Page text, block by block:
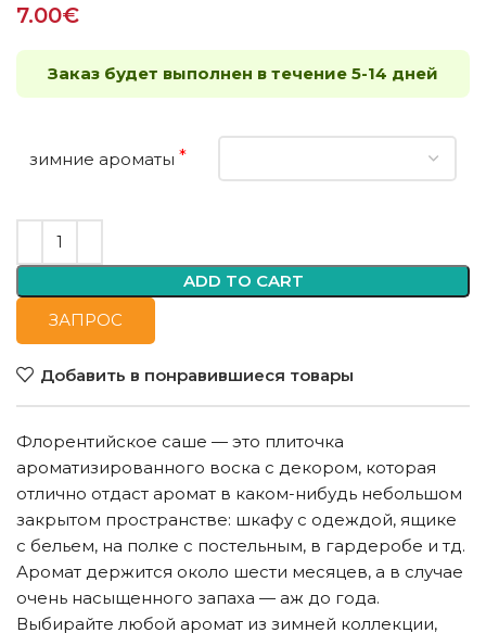
7.00€
Заказ будет выполнен в течение 5-14 дней
зимние ароматы *
ADD TO CART
ЗАПРОС
Добавить в понравившиеся товары
Флорентийское саше — это плиточка
ароматизированного воска с декором, которая
отлично отдаст аромат в каком-нибудь небольшом
закрытом пространстве: шкафу с одеждой, ящике
с бельем, на полке с постельным, в гардеробе и тд.
Аромат держится около шести месяцев, а в случае
очень насыщенного запаха — аж до года.
Выбирайте любой аромат из зимней коллекции,